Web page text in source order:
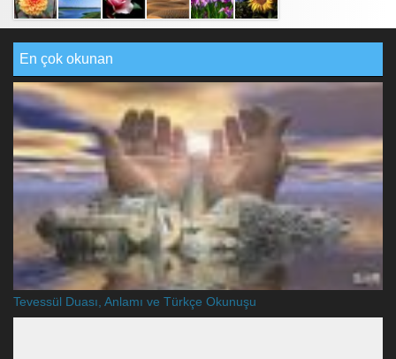
En çok okunan
Tevessül Duası, Anlamı ve Türkçe Okunuşu